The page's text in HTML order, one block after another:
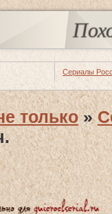
Сериалы
только »